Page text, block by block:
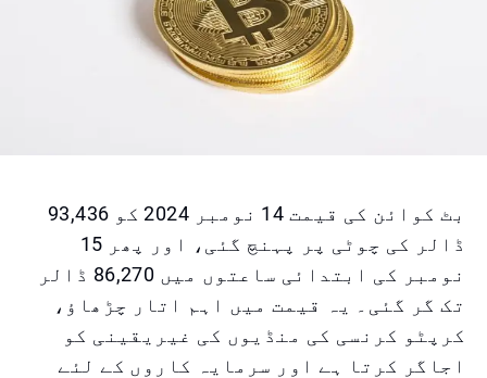
بٹ کوائن کی قیمت 14 نومبر 2024 کو 93,436
ڈالر کی چوٹی پر پہنچ گئی، اور پھر 15
نومبر کی ابتدائی ساعتوں میں 86,270 ڈالر
تک گر گئی۔ یہ قیمت میں اہم اتار چڑھاؤ،
کرپٹو کرنسی کی منڈیوں کی غیریقینی کو
اجاگر کرتا ہے اور سرمایہ کاروں کے لئے